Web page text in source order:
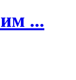
...